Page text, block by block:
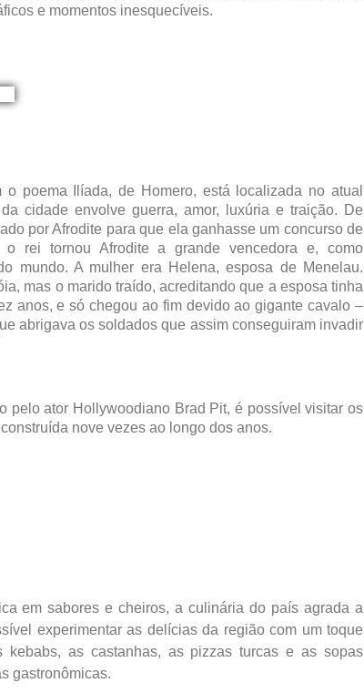
e momentos inesquecíveis.
poema Ilíada, de Homero, está localizada no atual
cidade envolve guerra, amor, luxúria e traição. De
por Afrodite para que ela ganhasse um concurso de
rei tornou Afrodite a grande vencedora e, como
mundo. A mulher era Helena, esposa de Menelau.
mas o marido traído, acreditando que a esposa tinha
anos, e só chegou ao fim devido ao gigante cavalo –
abrigava os soldados que assim conseguiram invadir
pelo ator Hollywoodiano Brad Pit, é possível visitar os
nove vezes ao longo dos anos.
em sabores e cheiros, a culinária do país agrada a
experimentar as delícias da região com um toque
as castanhas, as pizzas turcas e as sopas
gastronômicas.